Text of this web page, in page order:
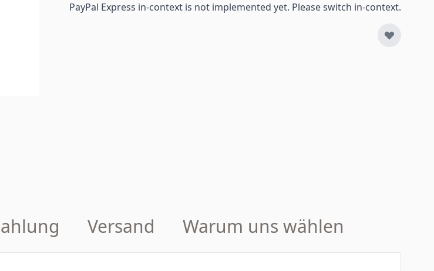
PayPal Express in-context is not implemented yet. Please switch in-context.
Versand Warum uns wählen